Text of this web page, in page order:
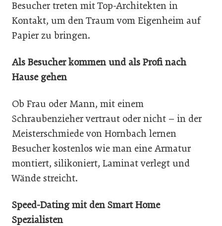
Besucher treten mit Top-Architekten in
Kontakt, um den Traum vom Eigenheim auf
Papier zu bringen.
Als Besucher kommen und als Profi nach
Hause gehen
Ob Frau oder Mann, mit einem
Schraubenzieher vertraut oder nicht – in der
Meisterschmiede von Hornbach lernen
Besucher kostenlos wie man eine Armatur
montiert, silikoniert, Laminat verlegt und
Wände streicht.
Speed-Dating mit den Smart Home
Spezialisten